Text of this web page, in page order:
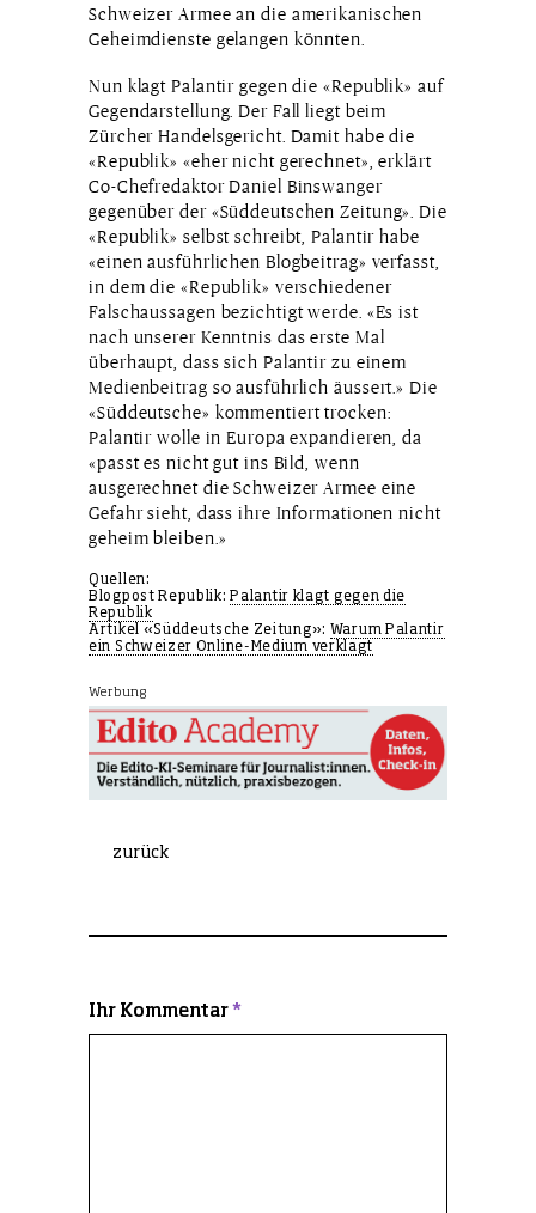
Schweizer Armee an die amerikanischen
Geheimdienste gelangen könnten.
Nun klagt Palantir gegen die «Republik» auf
Gegen­darstellung. Der Fall liegt beim
Zürcher Handels­gericht. Damit habe die
«Republik» «eher nicht gerechnet», erklärt
Co-Chefredaktor Daniel Binswanger
gegenüber der «Süddeutschen Zeitung». Die
«Republik» selbst schreibt, Palantir habe
«einen ausführlichen Blogbeitrag» verfasst,
in dem die «Republik» verschiedener
Falsch­aussagen bezichtigt werde. «Es ist
nach unserer Kenntnis das erste Mal
überhaupt, dass sich Palantir zu einem
Medienbeitrag so ausführlich äussert.» Die
«Süddeutsche» kommentiert trocken:
Palantir wolle in Europa expandieren, da
«passt es nicht gut ins Bild, wenn
ausgerechnet die Schweizer Armee eine
Gefahr sieht, dass ihre Informationen nicht
geheim bleiben.»
Quellen:
Blogpost Republik:Palantir klagt gegen die
Republik
Artikel «Süddeutsche Zeitung»: Warum Palantir
ein Schweizer Online-Medium verklagt
Werbung
zurück
Ihr Kommentar *